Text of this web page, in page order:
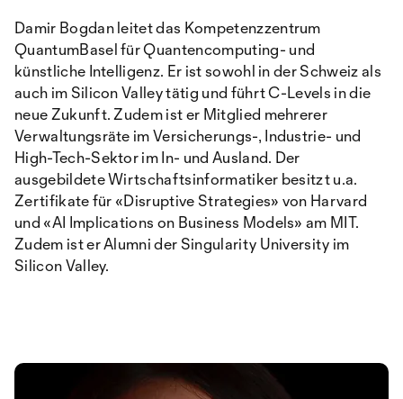
Damir Bogdan leitet das Kompetenzzentrum
QuantumBasel für Quantencomputing- und
künstliche Intelligenz. Er ist sowohl in der Schweiz als
auch im Silicon Valley tätig und führt C-Levels in die
neue Zukunft. Zudem ist er Mitglied mehrerer
Verwaltungsräte im Versicherungs-, Industrie- und
High-Tech-Sektor im In- und Ausland. Der
ausgebildete Wirtschaftsinformatiker besitzt u.a.
Zertifikate für «Disruptive Strategies» von Harvard
und «AI Implications on Business Models» am MIT.
Zudem ist er Alumni der Singularity University im
Silicon Valley.